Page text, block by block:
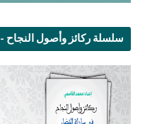
سلسلة ركائز وأصول النجاح - 10 اجزاء - القضاء المحاماة ...